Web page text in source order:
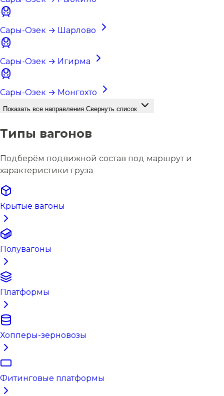
Сары-Озек → Шарлово
Сары-Озек → Игирма
Сары-Озек → Монгохто
Показать все направления Свернуть список
Типы вагонов
Подберём подвижной состав под маршрут и
характеристики груза
Крытые вагоны
Полувагоны
Платформы
Хопперы-зерновозы
Фитинговые платформы